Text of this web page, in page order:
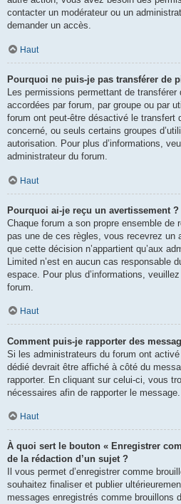
contacter un modérateur ou un
demander un accès.
Haut
Pourquoi ne puis-je pas transférer de
Les permissions permettant de
accordées par forum, par groupe ou par
forum ont peut-être désactivé le transfert
concerné, ou seuls certains groupes
autorisation. Pour plus d’informations,
administrateur du forum.
Haut
Pourquoi ai-je reçu un avertissement ?
Chaque forum a son propre ensemble de
pas une de ces règles, vous recevrez un
que cette décision n’appartient qu’aux
Limited n’est en aucun cas responsable
espace. Pour plus d’informations,
forum.
Haut
Comment puis-je rapporter des
Si les administrateurs du forum ont
dédié devrait être affiché à côté du
rapporter. En cliquant sur celui-ci, vous
nécessaires afin de rapporter le message.
Haut
À quoi sert le bouton « Enregistrer
de la rédaction d’un sujet ?
Il vous permet d’enregistrer comme
souhaitez finaliser et publier
messages enregistrés comme brouillons